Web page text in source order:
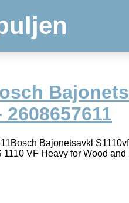
Bajonetsavkl
VF Heavy for Wood and